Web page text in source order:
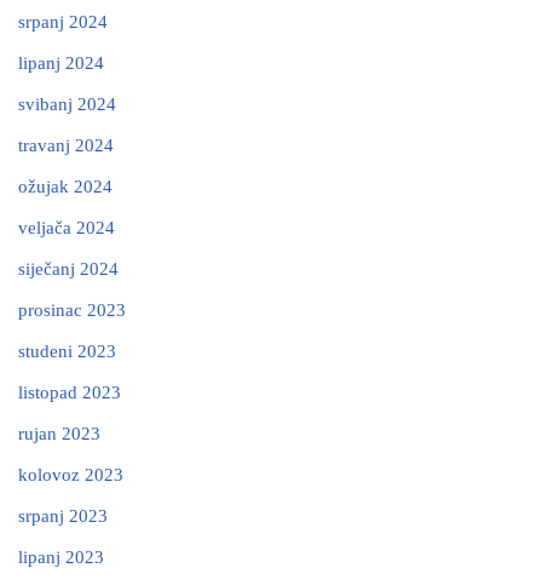
srpanj 2024
lipanj 2024
svibanj 2024
travanj 2024
ožujak 2024
veljača 2024
siječanj 2024
prosinac 2023
studeni 2023
listopad 2023
rujan 2023
kolovoz 2023
srpanj 2023
lipanj 2023